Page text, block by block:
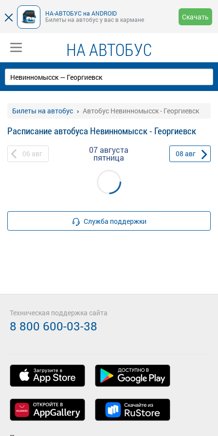
НА-АВТОБУС на ANDROID
Билеты на автобус у вас в кармане
Скачать
НА АВТОБУС
Билеты на автобус Автобус Невинномысск - Георгиевск
Расписание автобуса Невинномысск - Георгиевск
06 авг 07 августа
пятница 08 авг
Служба поддержки
Техническая поддержка сайта
8 800 600-03-38